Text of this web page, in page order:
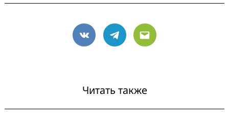
VK Telegram
Email
Читать также